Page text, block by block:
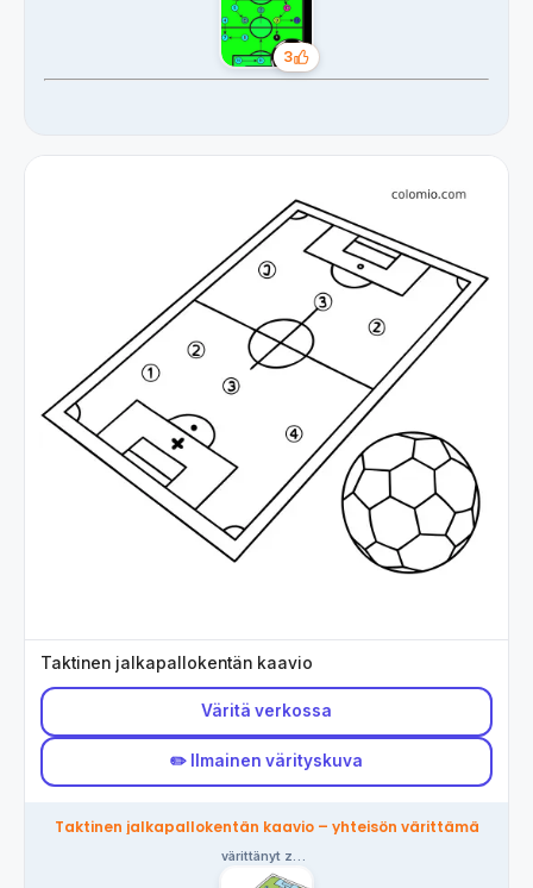
3
Tykkäykset
Taktinen jalkapallokentän kaavio
Väritä verkossa
✏️ Ilmainen värityskuva
Taktinen jalkapallokentän kaavio – yhteisön värittämä